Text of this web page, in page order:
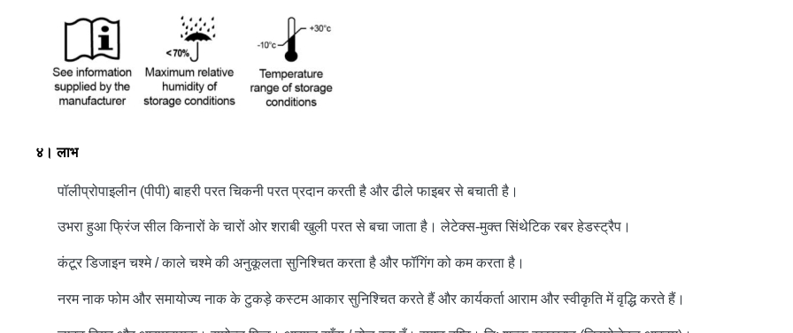
४। लाभ
पॉलीप्रोपाइलीन (पीपी) बाहरी परत चिकनी परत प्रदान करती है और ढीले फाइबर से बचाती है।
उभरा हुआ फ्रिंज सील किनारों के चारों ओर शराबी खुली परत से बचा जाता है। लेटेक्स-मुक्त सिंथेटिक रबर हेडस्ट्रैप।
कंटूर डिजाइन चश्मे / काले चश्मे की अनुकूलता सुनिश्चित करता है और फॉगिंग को कम करता है।
नरम नाक फोम और समायोज्य नाक के टुकड़े कस्टम आकार सुनिश्चित करते हैं और कार्यकर्ता आराम और स्वीकृति में वृद्धि करते हैं।